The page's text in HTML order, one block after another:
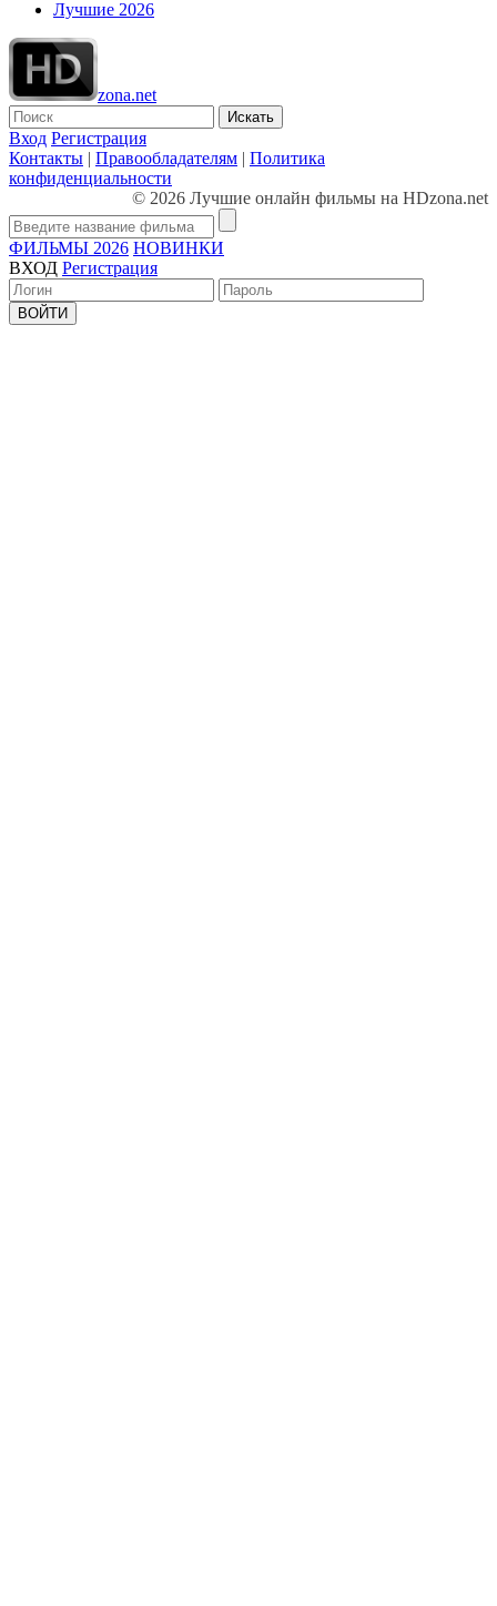
Лучшие 2026
zona.net
Искать
Вход Регистрация
Контакты | Правообладателям | Политика
конфиденциальности
© 2026 Лучшие онлайн фильмы на HDzona.net
ФИЛЬМЫ 2026 НОВИНКИ
ВХОД Регистрация